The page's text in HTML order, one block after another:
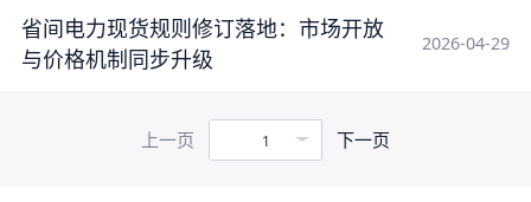
【SMM分析】
省间电力现货规则修订落地：市场开放
与价格机制同步升级
2026-04-29
上一页 1 下一页